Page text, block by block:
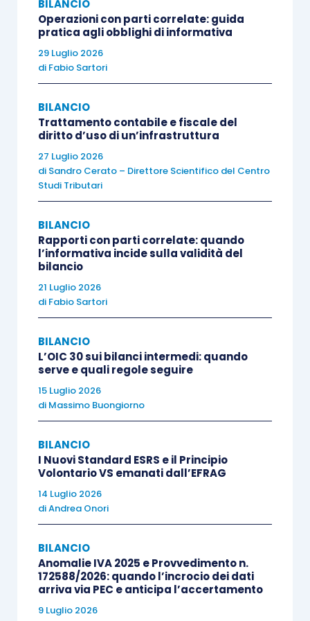
questa prospettiva, il welfare aziendale non
costituisce un’area fiscalmente neutra per
effetto della sola qualificazione aziendale, né può
essere trattato come categoria unitaria sottratta
sua rilevanza tributaria dipende, piuttosto, dalla
verifica della singola utilità attribuita al lavoratore,
della relativa funzione economico-sociale e delle
condizioni poste dalla disciplina fiscale. Non è
l’impresa ne valorizzi la finalità sociale o la
struttura gestionale. Occorre accertare se il
bene, il servizio, la prestazione o il rimborso
rientri effettivamente in una delle ipotesi di
esclusione previste dal TUIR e se siano rispettati
i requisiti relativi alla platea dei destinatari, alla
fonte istitutiva, alla documentazione e alle
modalità di fruizione.
collegata al rapporto di lavoro, ma presenti una
funzione riconoscibile e coerente con le finalità
tutelate dalla norma. Occorre, anzitutto, che la
Legislatore, quali l’educazione, l’istruzione,
l’assistenza sociale o sanitaria, la ricreazione, la
previdenza complementare, l’assistenza sanitaria
integrativa, il trasporto collettivo o le altre ipotesi
BILANCIO
Operazioni con parti correlate: guida
pratica agli obblighi di informativa
29 Luglio 2026
di Fabio Sartori
BILANCIO
Trattamento contabile e fiscale del
diritto d’uso di un’infrastruttura
27 Luglio 2026
di Sandro Cerato – Direttore Scientifico del Centro
Studi Tributari
BILANCIO
Rapporti con parti correlate: quando
l’informativa incide sulla validità del
bilancio
21 Luglio 2026
di Fabio Sartori
BILANCIO
L’OIC 30 sui bilanci intermedi: quando
serve e quali regole seguire
15 Luglio 2026
di Massimo Buongiorno
BILANCIO
I Nuovi Standard ESRS e il Principio
Volontario VS emanati dall’EFRAG
14 Luglio 2026
diAndrea Onori
BILANCIO
Anomalie IVA 2025 e Provvedimento n.
172588/2026: quando l’incrocio dei dati
arriva via PEC e anticipa l’accertamento
9 Luglio 2026